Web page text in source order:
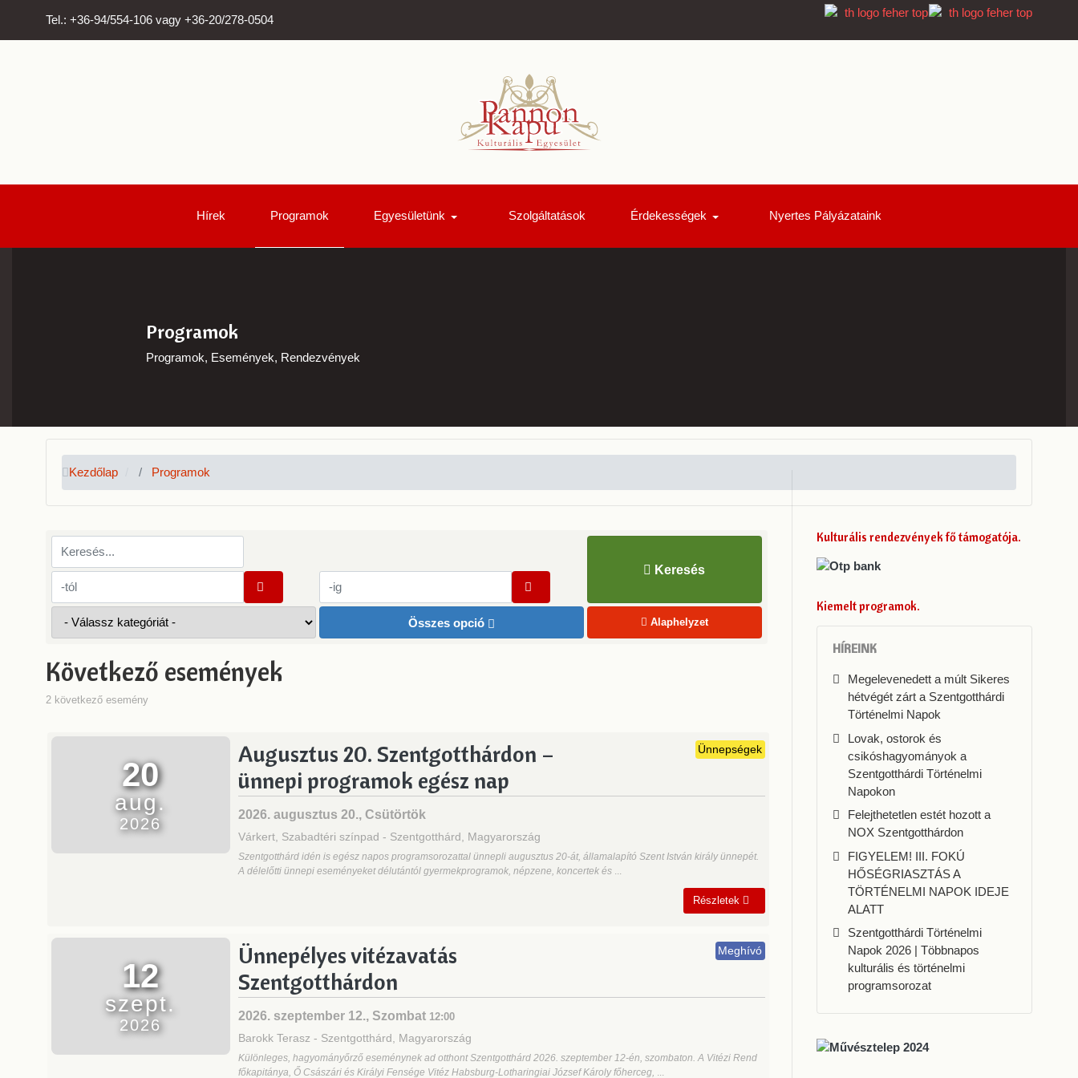
Tel.: +36-94/554-106 vagy +36-20/278-0504
Hírek Programok Egyesületünk Szolgáltatások Érdekességek Nyertes Pályázataink
Programok
Programok, Események, Rendezvények
Kezdőlap Programok
Összes opció
Keresés
Alaphelyzet
Következő események
2 következő esemény
20
aug.
2026
Augusztus 20. Szentgotthárdon –
ünnepi programok egész nap
Ünnepségek
2026. augusztus 20., Csütörtök
Várkert, Szabadtéri színpad - Szentgotthárd, Magyarország
Szentgotthárd idén is egész napos programsorozattal ünnepli augusztus 20-át, államalapító Szent István király ünnepét.
A délelőtti ünnepi eseményeket délutántól gyermekprogramok, népzene, koncertek és...
Részletek
12
szept.
2026
Ünnepélyes vitézavatás
Szentgotthárdon
Meghívó
2026. szeptember 12., Szombat 12:00
Barokk Terasz - Szentgotthárd, Magyarország
Különleges, hagyományőrző eseménynek ad otthont Szentgotthárd 2026. szeptember 12-én, szombaton. A Vitézi Rend
főkapitánya, Ő Császári és Királyi Fensége Vitéz Habsburg-Lotharingiai József Károly főherceg, ...
Kulturális rendezvények fő támogatója
Kiemelt programok
HÍREINK
Megelevenedett a múlt Sikeres
hétvégét zárt a Szentgotthárdi
Történelmi Napok
Lovak, ostorok és
csikóshagyományok a
Szentgotthárdi Történelmi
Napokon
Felejthetetlen estét hozott a
NOX Szentgotthárdon
FIGYELEM! III. FOKÚ
HŐSÉGRIASZTÁS A
TÖRTÉNELMI NAPOK IDEJE
ALATT
Szentgotthárdi Történelmi
Napok 2026 | Többnapos
kulturális és történelmi
programsorozat